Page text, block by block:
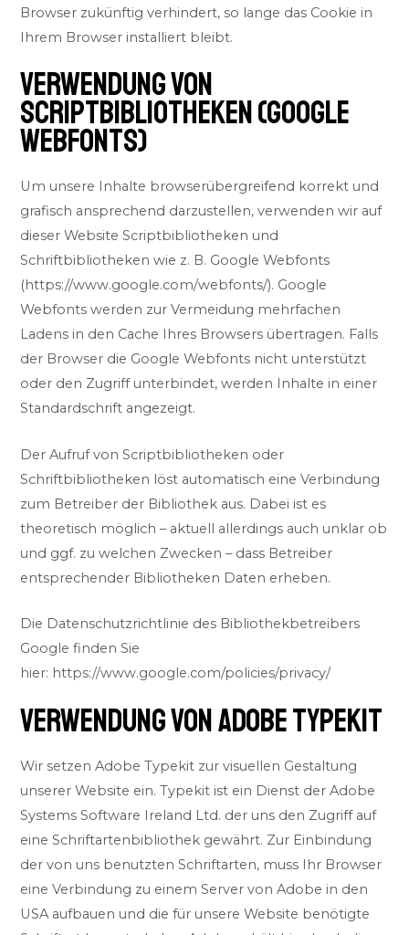
Browser zukünftig verhindert, so lange das Cookie in
Ihrem Browser installiert bleibt.
VERWENDUNG VON
SCRIPTBIBLIOTHEKEN (GOOGLE
WEBFONTS)
Um unsere Inhalte browserübergreifend korrekt und
grafisch ansprechend darzustellen, verwenden wir auf
dieser Website Scriptbibliotheken und
Schriftbibliotheken wie z. B. Google Webfonts
(https://www.google.com/webfonts/). Google
Webfonts werden zur Vermeidung mehrfachen
Ladens in den Cache Ihres Browsers übertragen. Falls
der Browser die Google Webfonts nicht unterstützt
oder den Zugriff unterbindet, werden Inhalte in einer
Standardschrift angezeigt.
Der Aufruf von Scriptbibliotheken oder
Schriftbibliotheken löst automatisch eine Verbindung
zum Betreiber der Bibliothek aus. Dabei ist es
theoretisch möglich – aktuell allerdings auch unklar ob
und ggf. zu welchen Zwecken – dass Betreiber
entsprechender Bibliotheken Daten erheben.
Die Datenschutzrichtlinie des Bibliothekbetreibers
Google finden Sie
hier: https://www.google.com/policies/privacy/
VERWENDUNG VON ADOBE TYPEKIT
Wir setzen Adobe Typekit zur visuellen Gestaltung
unserer Website ein. Typekit ist ein Dienst der Adobe
Systems Software Ireland Ltd. der uns den Zugriff auf
eine Schriftartenbibliothek gewährt. Zur Einbindung
der von uns benutzten Schriftarten, muss Ihr Browser
eine Verbindung zu einem Server von Adobe in den
USA aufbauen und die für unsere Website benötigte